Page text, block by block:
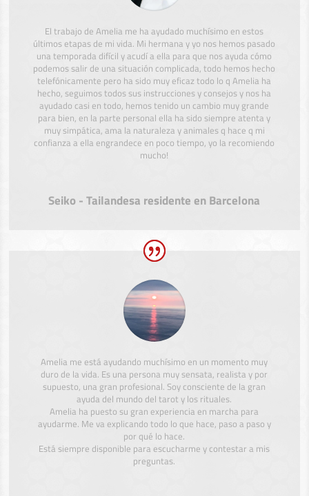
El trabajo de Amelia me ha ayudado muchísimo en estos
últimos etapas de mi vida. Mi hermana y yo nos hemos pasado
una temporada difícil y acudí a ella para que nos ayuda cómo
podemos salir de una situación complicada, todo hemos hecho
telefónicamente pero ha sido muy eficaz todo lo q Amelia ha
hecho, seguimos todos sus instrucciones y consejos y nos ha
ayudado casi en todo, hemos tenido un cambio muy grande
para bien, en la parte personal ella ha sido siempre atenta y
muy simpática, ama la naturaleza y animales q hace q mi
confianza a ella engrandece en poco tiempo, yo la recomiendo
mucho!
Seiko - Tailandesa residente en Barcelona
Amelia me está ayudando muchísimo en un momento muy
duro de la vida. Es una persona muy sensata, realista y por
supuesto, una gran profesional. Soy consciente de la gran
ayuda del mundo del tarot y los rituales.
Amelia ha puesto su gran experiencia en marcha para
ayudarme. Me va explicando todo lo que hace, paso a paso y
por qué lo hace.
Está siempre disponible para escucharme y contestar a mis
preguntas.